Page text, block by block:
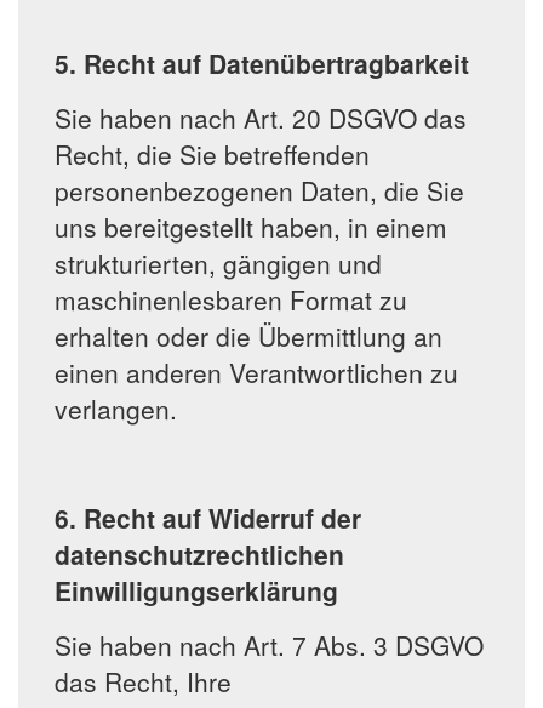
5. Recht auf Datenübertragbarkeit
Sie haben nach Art. 20 DSGVO das
Recht, die Sie betreffenden
personenbezogenen Daten, die Sie
uns bereitgestellt haben, in einem
strukturierten, gängigen und
maschinenlesbaren Format zu
erhalten oder die Übermittlung an
einen anderen Verantwortlichen zu
verlangen.
6. Recht auf Widerruf der
datenschutzrechtlichen
Einwilligungserklärung
Sie haben nach Art. 7 Abs. 3 DSGVO
das Recht, Ihre